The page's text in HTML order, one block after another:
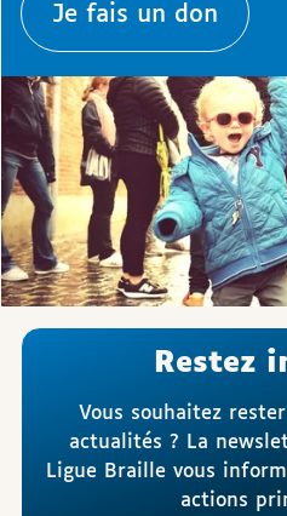
Je fais un don
Restez
Vous souhaitez
actualités ? La
Ligue Braille vous
actions